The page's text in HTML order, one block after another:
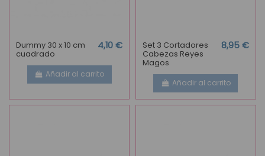
Dummy 30 x 10 cm
cuadrado
4,10 €
Añadir al carrito
Set 3 Cortadores
Cabezas Reyes
Magos
8,95 €
Añadir al carrito